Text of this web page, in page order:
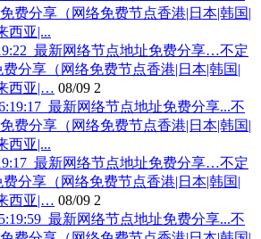
最新网络节点地址免费分享…不定
分享（网络免费节点香港|日本|韩国|
西亚|… 08/09 2
最新网络节点地址免费分享…不定
分享（网络免费节点香港|日本|韩国|
西亚|… 08/09 2